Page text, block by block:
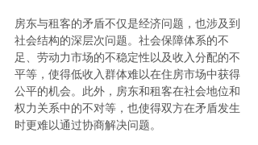
房东与租客的矛盾不仅是经济问题，也涉及到
社会结构的深层次问题。社会保障体系的不
足、劳动力市场的不稳定性以及收入分配的不
平等，使得低收入群体难以在住房市场中获得
公平的机会。此外，房东和租客在社会地位和
权力关系中的不对等，也使得双方在矛盾发生
时更难以通过协商解决问题。